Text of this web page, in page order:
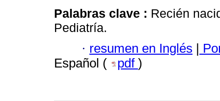
Palabras clave : Recién
Pediatría.
· resumen en Inglés
Español (
pdf )